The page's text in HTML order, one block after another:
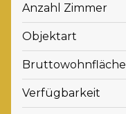
Anzahl Zimmer
Objektart
Bruttowohnfläche
Verfügbarkeit